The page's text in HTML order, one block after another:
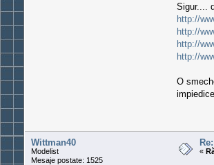
Sigur....
http://
http://
http://
http://
O
Wittman40
Modelist
Mesaje postate: 1525
«